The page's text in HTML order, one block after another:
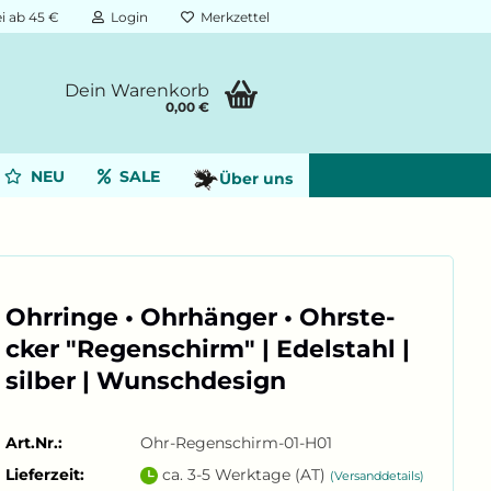
ab 45 € Login Merkzettel
Dein Warenkorb
0,00 €
NEU SALE Über uns
Ohr­rin­ge • Ohr­hän­ger • Ohr­ste­
cker "Re­gen­schirm" | Edel­stahl |
sil­ber | Wunsch­de­sign
Art.Nr.:
Ohr-Regenschirm-01-H01
Lieferzeit:
ca. 3-5 Werktage (AT) (Versanddetails)